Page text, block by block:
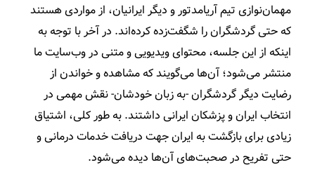
مهمان‌نوازی تیم آریامدتور و دیگر ایرانیان، از مواردی هستند
که حتی گردشگران را شگفت‌زده کرده‌اند. در آخر با توجه به
اینکه از این جلسه، محتوای ویدیویی و متنی در وب‌سایت ما
منتشر می‌شود؛ آن‌ها می‌گویند که مشاهده و خواندن از
رضایت دیگر گردشگران -به زبان خودشان- نقش مهمی در
انتخاب ایران و پزشکان ایرانی داشتند. به طور کلی، اشتیاق
زیادی برای بازگشت به ایران جهت دریافت خدمات درمانی و
حتی تفریح در صحبت‌های آن‌ها دیده می‌شود.